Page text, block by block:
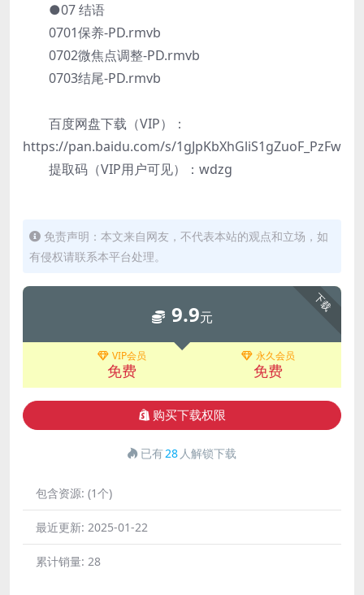
●07 结语
0701保养-PD.rmvb
0702微焦点调整-PD.rmvb
0703结尾-PD.rmvb
百度网盘下载（VIP）：
https://pan.baidu.com/s/1gJpKbXhGliS1gZuoF_PzFw
提取码（VIP用户可见）：wdzg
免责声明：本文来自网友，不代表本站的观点和立场，如
有侵权请联系本平台处理。
下载
9.9元
VIP会员
免费
永久会员
免费
购买下载权限
已有28 人解锁下载
包含资源: (1个)
最近更新: 2025-01-22
累计销量: 28